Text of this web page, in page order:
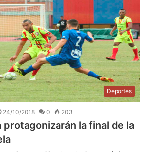
Deportes
24/10/2018 0 203
protagonizarán la final de la